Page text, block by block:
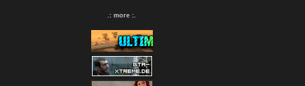
.: more :.